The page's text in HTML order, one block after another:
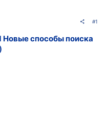
#1
способы поиска